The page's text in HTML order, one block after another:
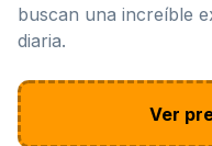
buscan una increíble
diaria.
Ver